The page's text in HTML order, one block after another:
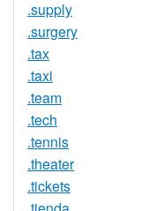
.supply
.surgery
.tax
.taxi
.team
.tech
.tennis
.theater
.tickets